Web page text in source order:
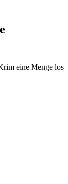
eine Menge los